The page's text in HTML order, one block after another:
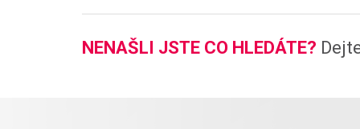
NENAŠLI JSTE CO HLEDÁTE?